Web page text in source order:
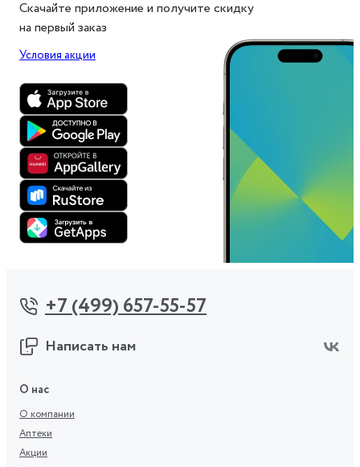
Скачайте приложение и получите скидку
на первый заказ
Условия акции
+7 (499) 657-55-57
Написать нам
О нас
О компании
Аптеки
Акции